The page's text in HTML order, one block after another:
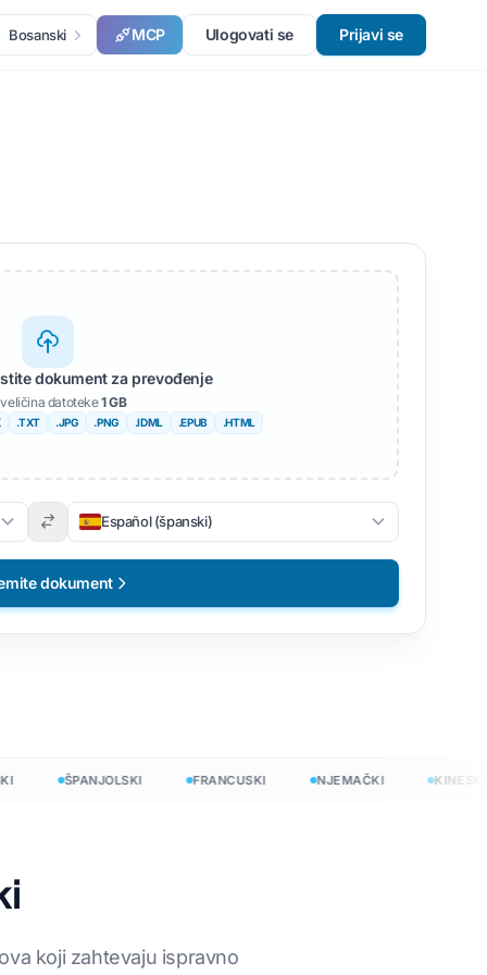
Bosanski MCP Ulogovati se Prijavi se
dokument za prevođenje
datoteke1 GB
.TXT .JPG .PNG .IDML .EPUB .HTML
Español (španski)
dokument
ŠPANJOLSKI FRANCUSKI NJEMAČKI KINESKI
koji zahtevaju ispravno